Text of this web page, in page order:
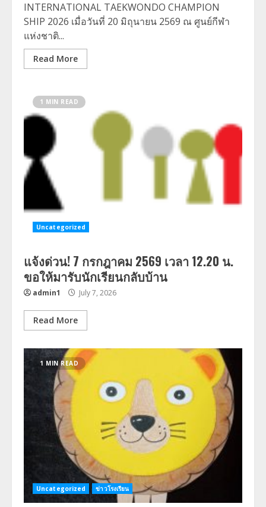
INTERNATIONAL TAEKWONDO CHAMPION
SHIP 2026 เมื่อวันที่ 20 มิถุนายน 2569 ณ ศูนย์กีฬา
แห่งชาติ...
Read More
1 MIN READ
Uncategorized
แจ้งด่วน! 7 กรกฎาคม 2569 เวลา 12.20 น.
ขอให้มารับนักเรียนกลับบ้าน
admin1 July 7, 2026
Read More
1 MIN READ
Uncategorized ข่าวโรงเรียน